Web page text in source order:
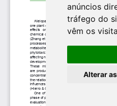
anúncios
tráfego do
vêm os
Alterar